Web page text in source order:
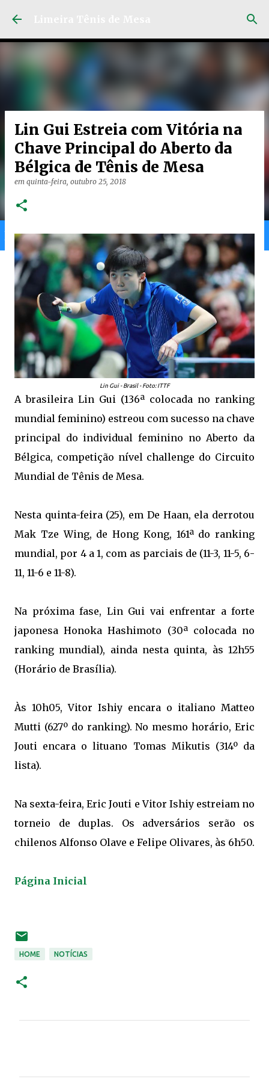
Home Limeira Gran Ranking
Lin Gui Estreia com Vitória na
Chave Principal do Aberto da
Bélgica de Tênis de Mesa
em quinta-feira, outubro 25, 2018
Lin Gui - Brasil - Foto: ITTF
A brasileira Lin Gui (136ª colocada no ranking
mundial feminino) estreou com sucesso na chave
principal do individual feminino no Aberto da
Bélgica, competição nível challenge do Circuito
Mundial de Tênis de Mesa.
Nesta quinta-feira (25), em De Haan, ela derrotou
Mak Tze Wing, de Hong Kong, 161ª do ranking
mundial, por 4 a 1, com as parciais de (11-3, 11-5, 6-
11, 11-6 e 11-8).
Na próxima fase, Lin Gui vai enfrentar a forte
japonesa Honoka Hashimoto (30ª colocada no
ranking mundial), ainda nesta quinta, às 12h55
(Horário de Brasília).
Às 10h05, Vitor Ishiy encara o italiano Matteo
Mutti (627º do ranking). No mesmo horário, Eric
Jouti encara o lituano Tomas Mikutis (314º da
lista).
Na sexta-feira, Eric Jouti e Vitor Ishiy estreiam no
torneio de duplas. Os adversários serão os
chilenos Alfonso Olave e Felipe Olivares, às 6h50.
Página Inicial
HOME NOTÍCIAS